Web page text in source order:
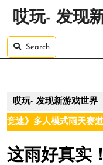
哎玩- 发现
Search
哎玩- 发现新游戏世界
竞速》多人模式雨天赛
这雨好真实